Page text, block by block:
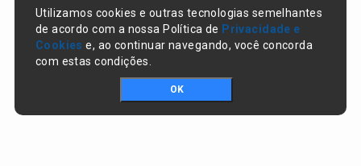
Utilizamos cookies e outras tecnologias semelhantes
de acordo com a nossa Política de Privacidade e
Cookies e, ao continuar navegando, você concorda
com estas condições.
OK